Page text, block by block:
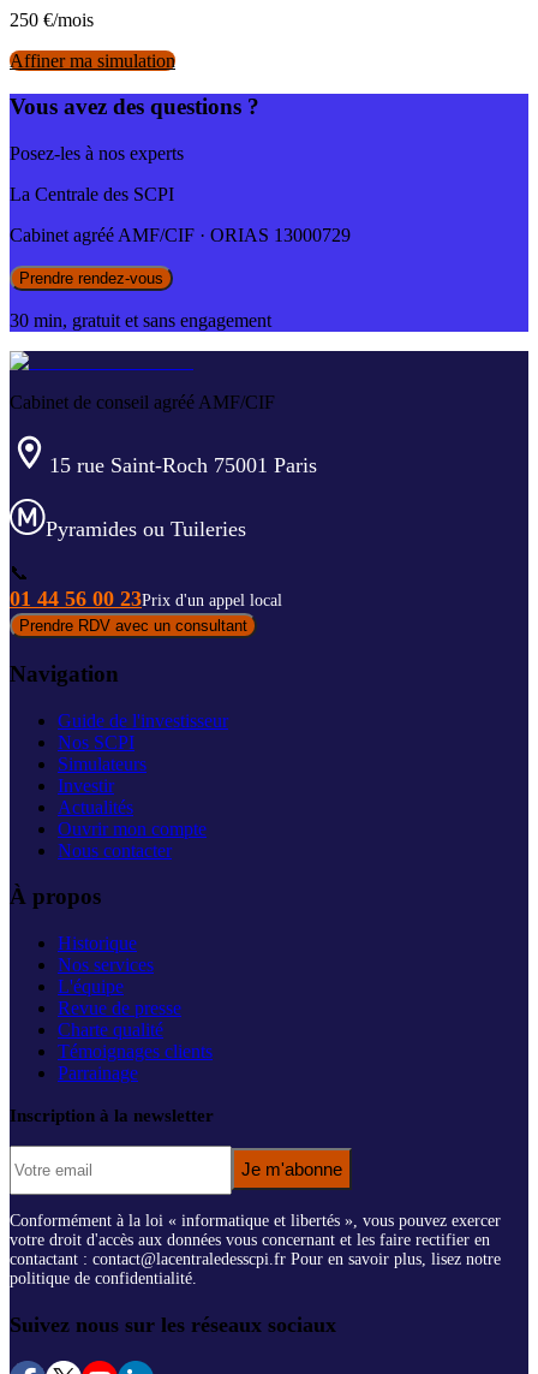
250 €/mois
Affiner ma simulation
Vous avez des questions ?
Posez-les à nos experts
La Centrale des SCPI
Cabinet agréé AMF/CIF · ORIAS 13000729
Prendre rendez-vous
30 min, gratuit et sans engagement
Cabinet de conseil agréé AMF/CIF
15 rue Saint-Roch 75001 Paris
Pyramides ou Tuileries
📞
01 44 56 00 23Prix d'un appel local
Prendre RDV avec un consultant
Navigation
Guide de l'investisseur
Nos SCPI
Simulateurs
Investir
Actualités
Ouvrir mon compte
Nous contacter
À propos
Historique
Nos services
L'équipe
Revue de presse
Charte qualité
Témoignages clients
Parrainage
Inscription à la newsletter
Je m'abonne
Conformément à la loi « informatique et libertés », vous pouvez exercer
votre droit d'accès aux données vous concernant et les faire rectifier en
contactant : contact@lacentraledesscpi.fr Pour en savoir plus, lisez notre
politique de confidentialité.
Suivez nous sur les réseaux sociaux